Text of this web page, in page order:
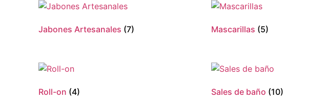
Jabones Artesanales (7) Mascarillas (5)
Roll-on (4) Sales de baño (10)